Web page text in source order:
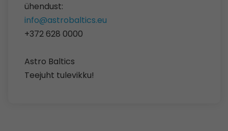
ühendust:
info@astrobaltics.eu
+372 628 0000
Astro Baltics
Teejuht tulevikku!